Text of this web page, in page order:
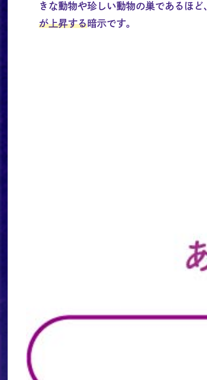
きな動物や珍しい動物の巣であるほ
が上昇する暗示です。